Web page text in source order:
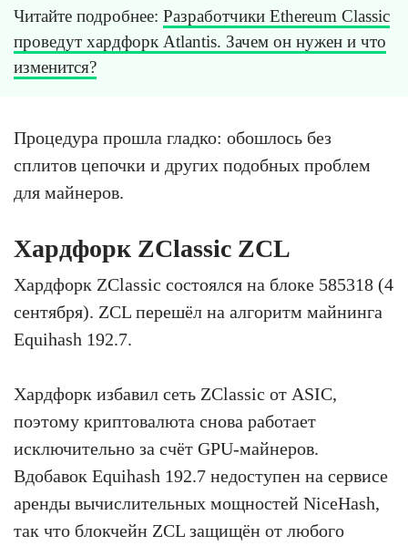
Читайте подробнее: Разработчики Ethereum Classic
проведут хардфорк Atlantis. Зачем он нужен и что
изменится?
Процедура прошла гладко: обошлось без
сплитов цепочки и других подобных проблем
для майнеров.
Хардфорк ZClassic ZCL
Хардфорк ZClassic состоялся на блоке 585318 (4
сентября). ZCL перешёл на алгоритм майнинга
Equihash 192.7.
Хардфорк избавил сеть ZClassic от ASIC,
поэтому криптовалюта снова работает
исключительно за счёт GPU-майнеров.
Вдобавок Equihash 192.7 недоступен на сервисе
аренды вычислительных мощностей NiceHash,
так что блокчейн ZCL защищён от любого